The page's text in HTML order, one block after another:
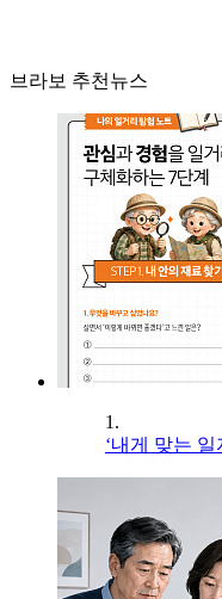
브라보 추천뉴스
1.
‘내게 맞는